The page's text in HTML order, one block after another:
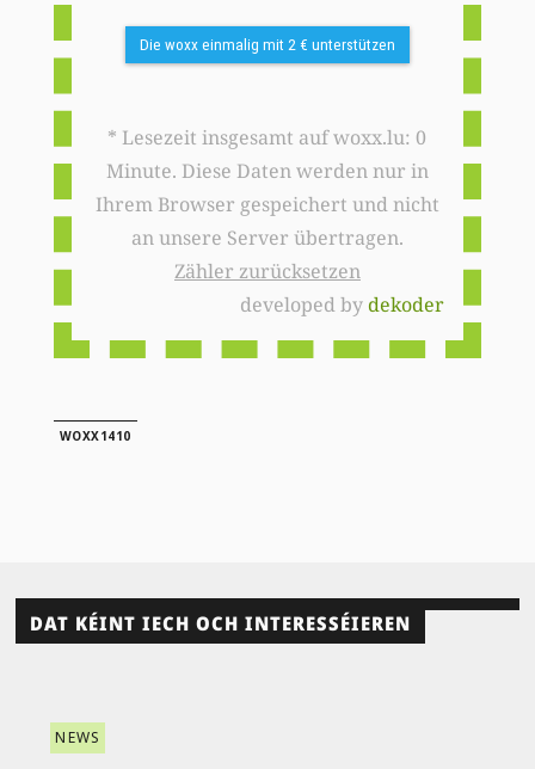
Die woxx einmalig mit 2 € unterstützen
* Lesezeit insgesamt auf woxx.lu: 0
Minute. Diese Daten werden nur in
Ihrem Browser gespeichert und nicht
an unsere Server übertragen.
Zähler zurücksetzen
developed bydekoder
WOXX1410
DAT KÉINT IECH OCH INTERESSÉIEREN
NEWS